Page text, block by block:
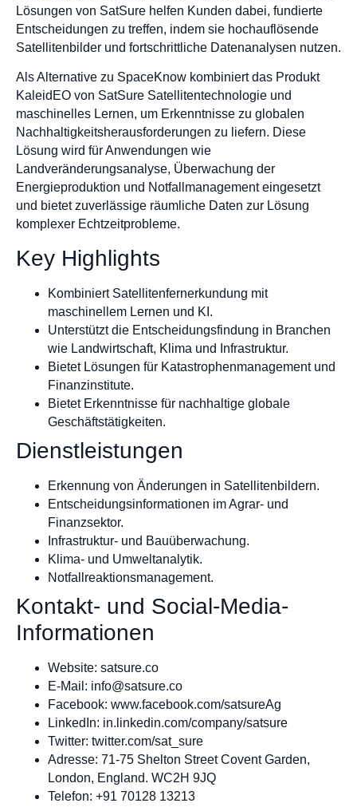
Lösungen von SatSure helfen Kunden dabei, fundierte
Entscheidungen zu treffen, indem sie hochauflösende
Satellitenbilder und fortschrittliche Datenanalysen nutzen.
Als Alternative zu SpaceKnow kombiniert das Produkt
KaleidEO von SatSure Satellitentechnologie und
maschinelles Lernen, um Erkenntnisse zu globalen
Nachhaltigkeitsherausforderungen zu liefern. Diese
Lösung wird für Anwendungen wie
Landveränderungsanalyse, Überwachung der
Energieproduktion und Notfallmanagement eingesetzt
und bietet zuverlässige räumliche Daten zur Lösung
komplexer Echtzeitprobleme.
Key Highlights
Kombiniert Satellitenfernerkundung mit
maschinellem Lernen und KI.
Unterstützt die Entscheidungsfindung in Branchen
wie Landwirtschaft, Klima und Infrastruktur.
Bietet Lösungen für Katastrophenmanagement und
Finanzinstitute.
Bietet Erkenntnisse für nachhaltige globale
Geschäftstätigkeiten.
Dienstleistungen
Erkennung von Änderungen in Satellitenbildern.
Entscheidungsinformationen im Agrar- und
Finanzsektor.
Infrastruktur- und Bauüberwachung.
Klima- und Umweltanalytik.
Notfallreaktionsmanagement.
Kontakt- und Social-Media-
Informationen
Website: satsure.co
E-Mail: info@satsure.co
Facebook: www.facebook.com/satsureAg
LinkedIn: in.linkedin.com/company/satsure
Twitter: twitter.com/sat_sure
Adresse: 71-75 Shelton Street Covent Garden,
London, England. WC2H 9JQ
Telefon: +91 70128 13213